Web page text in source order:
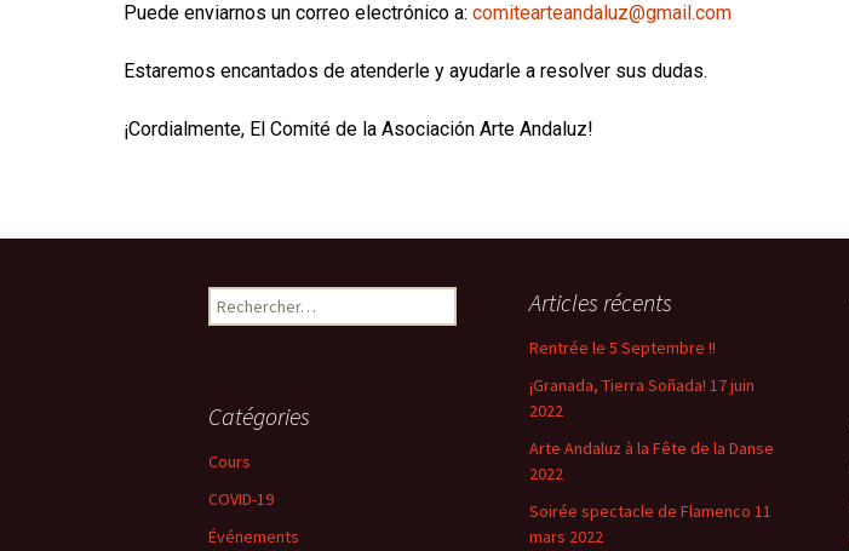
Puede enviarnos un correo electrónico a: comitearteandaluz@gmail.com
Estaremos encantados de atenderle y ayudarle a resolver sus dudas.
¡Cordialmente, El Comité de la Asociación Arte Andaluz!
Articles récents
Rentrée le 5 Septembre !!
¡Granada, Tierra Soñada! 17 juin
2022
Arte Andaluz à la Fête de la Danse
2022
Soirée spectacle de Flamenco 11
mars 2022
Catégories
Cours
COVID-19
Événements